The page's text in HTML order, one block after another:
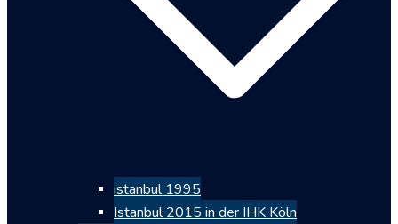
istanbul 1995
Istanbul 2015 in der IHK Köln